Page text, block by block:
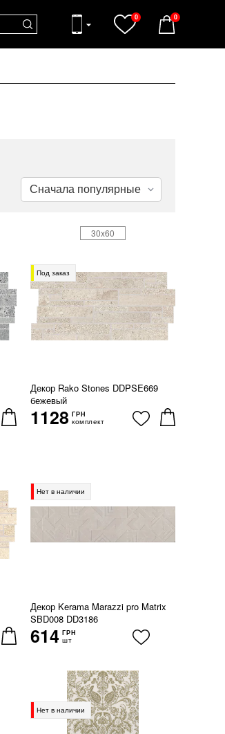
0 0
Под заказ
Декор Rako Stones DDPSE669
бежевый
1128 ГРН
комплект
30x60
Нет в наличии
Декор Kerama Marazzi pro Matrix
SBD008 DD3186
614 ГРН
шт
Нет в наличии